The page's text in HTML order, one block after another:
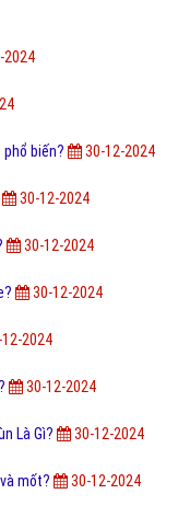
2024
biến? 30-12-2024
30-12-2024
30-12-2024
30-12-2024
2024
30-12-2024
Là Gì? 30-12-2024
mốt? 30-12-2024